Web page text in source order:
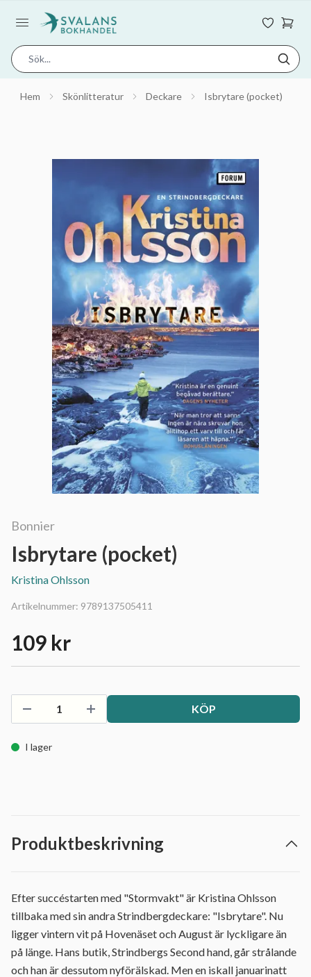
Hem Skönlitteratur Deckare Isbrytare (pocket)
Bonnier
Isbrytare (pocket)
Kristina Ohlsson
Artikelnummer: 9789137505411
109 kr
KÖP
I lager
Produktbeskrivning
Efter succéstarten med "Stormvakt" är Kristina Ohlsson
tillbaka med sin andra Strindbergdeckare: "Isbrytare". Nu
ligger vintern vit på Hovenäset och August är lyckligare än
på länge. Hans butik, Strindbergs Second hand, går strålande
och han är dessutom nyförälskad. Men en iskall januarinatt